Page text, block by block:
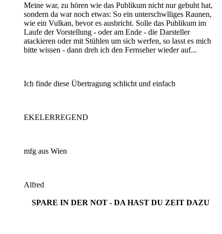
Meine war, zu hören wie das Publikum nicht nur gebuht hat,
sondern da war noch etwas: So ein unterschwlliges Raunen,
wie ein Vulkan, bevor es ausbricht. Solle das Publikum im
Laufe der Vorstellung - oder am Ende - die Darsteller
atackieren oder mit Stühlen um sich werfen, so lasst es mich
bitte wissen - dann dreh ich den Fernseher wieder auf...
Ich finde diese Übertragung schlicht und einfach
EKELERREGEND
mfg aus Wien
Alfred
SPARE IN DER NOT - DA HAST DU ZEIT DAZU